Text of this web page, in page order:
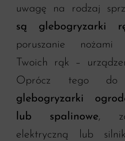
uwagę na rodzaj
są glebogryzarki
poruszanie nożami
Twoich rąk –
Oprócz tego do
glebogryzarki
lub spalinowe,
elektryczną lub